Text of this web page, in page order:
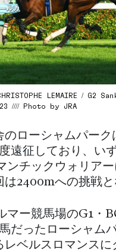
LEMAIRE / G2
//// Photo by JRA
のローシャムパーク
遠征しており、い
ンチックウォリア
は2400mへの挑戦と
マー競馬場のG1・
だったローシャム
レベルスロマンスに